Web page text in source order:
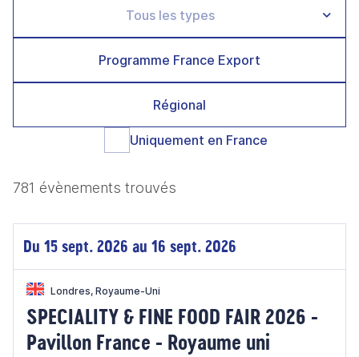
Programme France Export
Régional
Uniquement en France
781 évènements trouvés
Du 15 sept. 2026 au 16 sept. 2026
Londres, Royaume-Uni
SPECIALITY & FINE FOOD FAIR 2026 -
Pavillon France - Royaume uni